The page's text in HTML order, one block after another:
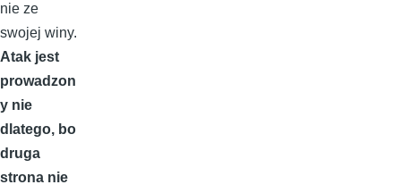
nie ze
swojej winy.
Atak jest
prowadzon
y nie
dlatego, bo
druga
strona nie